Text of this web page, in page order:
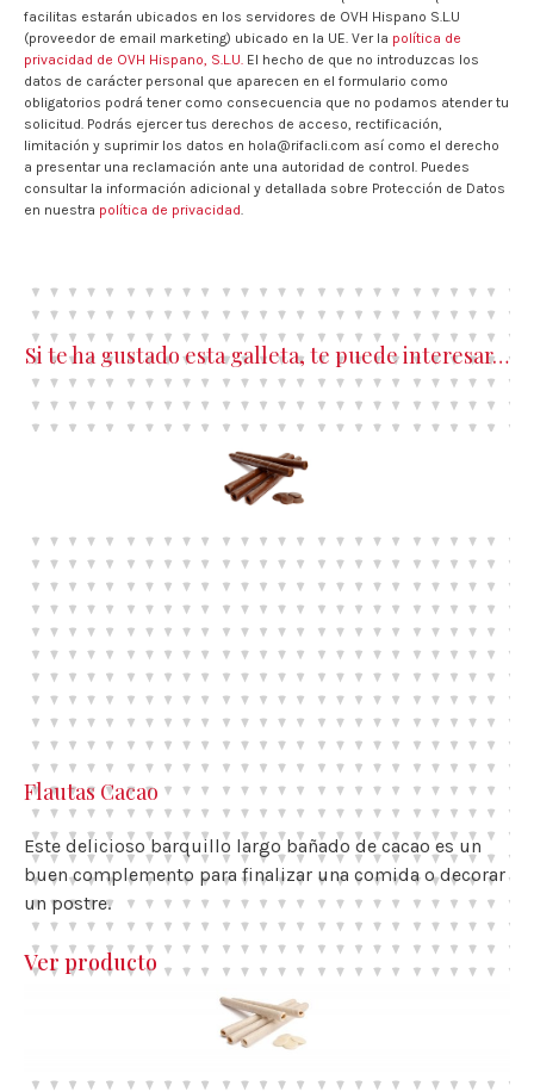
facilitas estarán ubicados en los servidores de OVH Hispano S.L.U
(proveedor de email marketing) ubicado en la UE. Ver la política de
privacidad de OVH Hispano, S.L.U. El hecho de que no introduzcas los
datos de carácter personal que aparecen en el formulario como
obligatorios podrá tener como consecuencia que no podamos atender tu
solicitud. Podrás ejercer tus derechos de acceso, rectificación,
limitación y suprimir los datos en hola@rifacli.com así como el derecho
a presentar una reclamación ante una autoridad de control. Puedes
consultar la información adicional y detallada sobre Protección de Datos
en nuestra política de privacidad.
Si te ha gustado esta galleta, te puede interesar…
Flautas Cacao
Este delicioso barquillo largo bañado de cacao es un
buen complemento para finalizar una comida o decorar
un postre.
Ver producto